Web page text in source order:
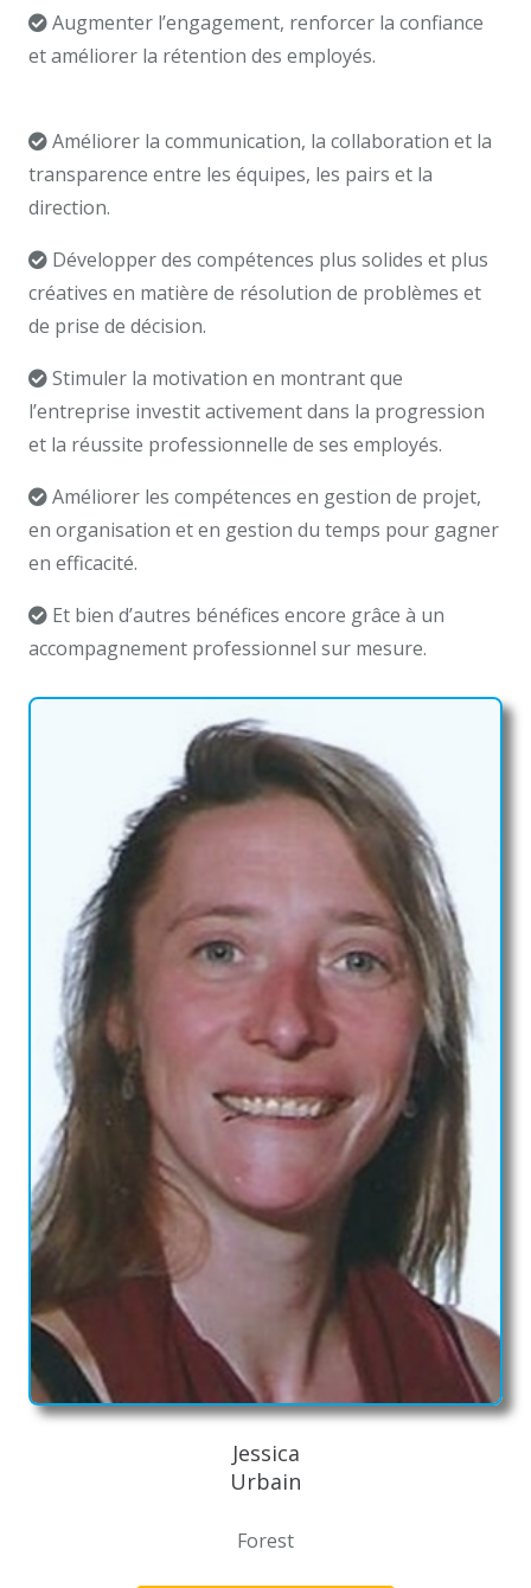
Augmenter l’engagement, renforcer la confiance
et améliorer la rétention des employés.
Améliorer la communication, la collaboration et la
transparence entre les équipes, les pairs et la
direction.
Développer des compétences plus solides et plus
créatives en matière de résolution de problèmes et
de prise de décision.
Stimuler la motivation en montrant que
l’entreprise investit activement dans la progression
et la réussite professionnelle de ses employés.
Améliorer les compétences en gestion de projet,
en organisation et en gestion du temps pour gagner
en efficacité.
Et bien d’autres bénéfices encore grâce à un
accompagnement professionnel sur mesure.
Jessica
Urbain
Forest